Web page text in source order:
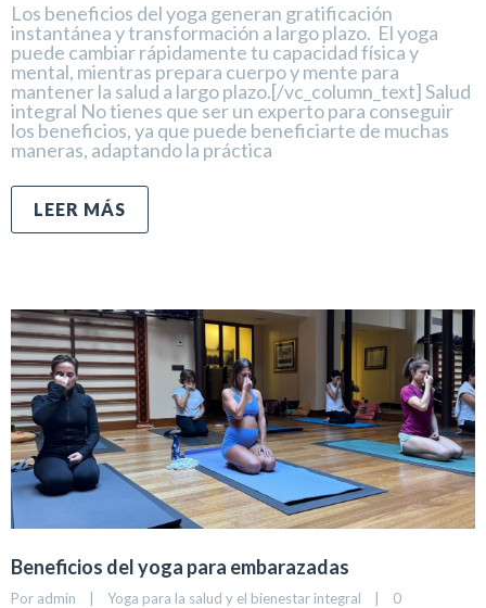
Los beneficios del yoga generan gratificación
instantánea y transformación a largo plazo. El yoga
puede cambiar rápidamente tu capacidad física y
mental, mientras prepara cuerpo y mente para
mantener la salud a largo plazo.[/vc_column_text] Salud
integral No tienes que ser un experto para conseguir
los beneficios, ya que puede beneficiarte de muchas
maneras, adaptando la práctica
LEER MÁS
Beneficios del yoga para embarazadas
Por admin | Yoga para la salud y el bienestar integral |
0